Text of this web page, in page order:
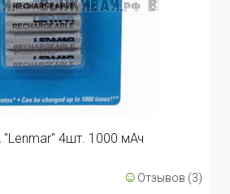
Аккумуляторы ААА "Lenmar" с
саморазрядом 4шт. ...
Артикул: 01-2642
490 р.
Уведомить меня